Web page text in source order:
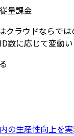
量課金
クラウドならで
に応じて変動い
の生産性向上を